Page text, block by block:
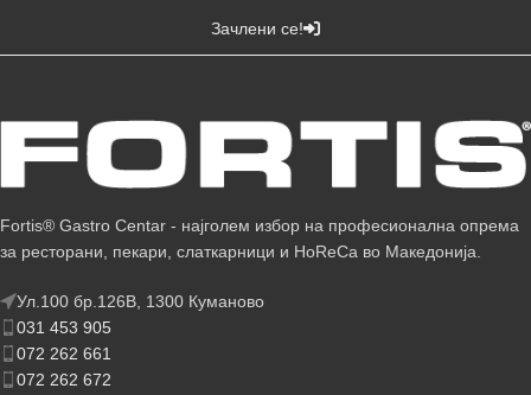
Зачлени се!
Fortis® Gastro Centar - најголем избор на професионална опрема
за ресторани, пекари, слаткарници и HoReCa во Македонија.
Ул.100 бр.126В, 1300 Куманово
031 453 905
072 262 661
072 262 672